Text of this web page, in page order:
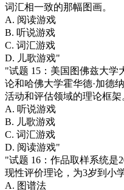
词汇相一致的那幅图画。
A. 阅读游戏
B. 听说游戏
C. 词汇游戏
D. 儿歌游戏"
"试题 15：美国图佛兹大学
论和哈佛大学霍华德·加德
活动和评估领域的理论框架
A. 听说游戏
B. 儿歌游戏
C. 词汇游戏
D. 阅读游戏"
"试题 16：作品取样系统是
现性评价理论，为3岁到小
A. 图谱法